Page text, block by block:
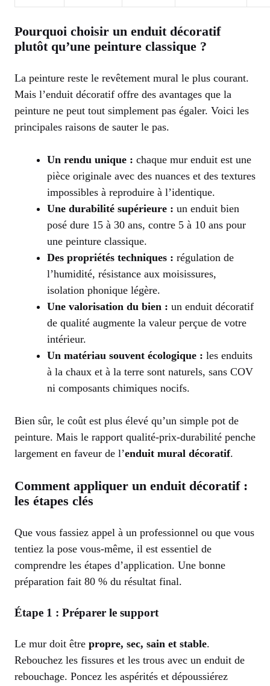
Pourquoi choisir un enduit décoratif
plutôt qu’une peinture classique ?
La peinture reste le revêtement mural le plus courant.
Mais l’enduit décoratif offre des avantages que la
peinture ne peut tout simplement pas égaler. Voici les
principales raisons de sauter le pas.
Un rendu unique : chaque mur enduit est une
pièce originale avec des nuances et des textures
impossibles à reproduire à l’identique.
Une durabilité supérieure : un enduit bien
posé dure 15 à 30 ans, contre 5 à 10 ans pour
une peinture classique.
Des propriétés techniques : régulation de
l’humidité, résistance aux moisissures,
isolation phonique légère.
Une valorisation du bien : un enduit décoratif
de qualité augmente la valeur perçue de votre
intérieur.
Un matériau souvent écologique : les enduits
à la chaux et à la terre sont naturels, sans COV
ni composants chimiques nocifs.
Bien sûr, le coût est plus élevé qu’un simple pot de
peinture. Mais le rapport qualité-prix-durabilité penche
largement en faveur de l’enduit mural décoratif.
Comment appliquer un enduit décoratif :
les étapes clés
Que vous fassiez appel à un professionnel ou que vous
tentiez la pose vous-même, il est essentiel de
comprendre les étapes d’application. Une bonne
préparation fait 80 % du résultat final.
Étape 1 : Préparer le support
Le mur doit être propre, sec, sain et stable.
Rebouchez les fissures et les trous avec un enduit de
rebouchage. Poncez les aspérités et dépoussiérez